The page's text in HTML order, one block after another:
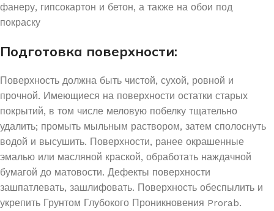
фанеру, гипсокартон и бетон, а также на обои под
покраску
Подготовка поверхности:
Поверхность должна быть чистой, сухой, ровной и
прочной. Имеющиеся на поверхности остатки старых
покрытий, в том числе меловую побелку тщательно
удалить; промыть мыльным раствором, затем сполоснуть
водой и высушить. Поверхности, ранее окрашенные
эмалью или масляной краской, обработать наждачной
бумагой до матовости. Дефекты поверхности
зашпатлевать, зашлифовать. Поверхность обеспылить и
укрепить Грунтом Глубокого Проникновения Prorab.